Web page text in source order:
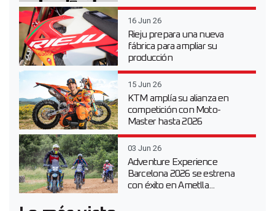
16 Jun 26
Rieju prepara una nueva
fábrica para ampliar su
producción
15 Jun 26
KTM amplía su alianza en
competición con Moto-
Master hasta 2026
03 Jun 26
Adventure Experience
Barcelona 2026 se estrena
con éxito en Ametlla...